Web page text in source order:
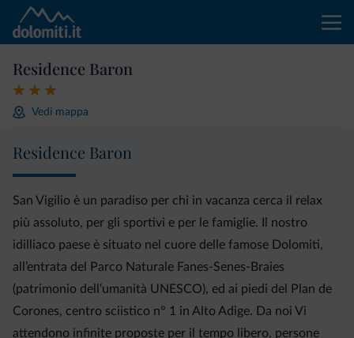
Residence Baron
Vedi mappa
Residence Baron
San Vigilio è un paradiso per chi in vacanza cerca il relax
più assoluto, per gli sportivi e per le famiglie. Il nostro
idilliaco paese è situato nel cuore delle famose Dolomiti,
all’entrata del Parco Naturale Fanes-Senes-Braies
(patrimonio dell‘umanità UNESCO), ed ai piedi del Plan de
Corones, centro sciistico n° 1 in Alto Adige. Da noi Vi
attendono infinite proposte per il tempo libero, persone